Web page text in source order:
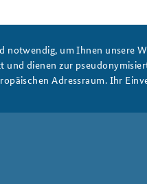
FAQ
notwendig, um Ihnen unsere
dienen zur
Adressraum. Ihr